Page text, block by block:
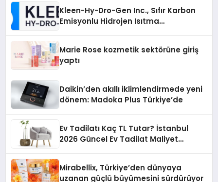
Kleen-Hy-Dro-Gen Inc., Sıfır Karbon
Emisyonlu Hidrojen Isıtma
Marie Rose kozmetik sektörüne giriş
yaptı
Daikin’den akıllı iklimlendirmede yeni
dönem: Madoka Plus Türkiye’de
Ev Tadilatı Kaç TL Tutar? İstanbul
2026 Güncel Ev Tadilat Maliyet
Mirabellix, Türkiye’den dünyaya
uzanan güçlü büyümesini sürdürüyor